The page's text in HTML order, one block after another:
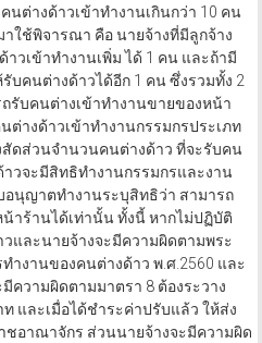
นต่างด้าวเข้าทำงานเกินกว่า 10 คน
ใช้พิจารณา คือ นายจ้างที่มีลูกจ้าง
วเข้าทำงานเพิ่ม ได้ 1 คน และถ้ามี
บคนต่างด้าวได้อีก 1 คน ซึ่งรวมทั้ง 2
รับคนต่างเข้าทำงานขายของหน้า
ต่างด้าวเข้าทำงานกรรมกรประเภท
ดส่วนจำนวนคนต่างด้าว ที่จะรับคน
วจะมีสิทธิทำงานกรรมกรและงาน
อนุญาตทำงานระบุสิทธิว่า สามารถ
าร้านได้เท่านั้น ทั้งนี้ หากไม่ปฏิบัติ
และนายจ้างจะมีความผิดตามพระ
ำงานของคนต่างด้าว พ.ศ.2560 และ
ความผิดตามมาตรา 8 ต้องระวาง
และเมื่อได้ชำระค่าปรับแล้ว ให้ส่ง
อาณาจักร ส่วนนายจ้างจะมีความผิด